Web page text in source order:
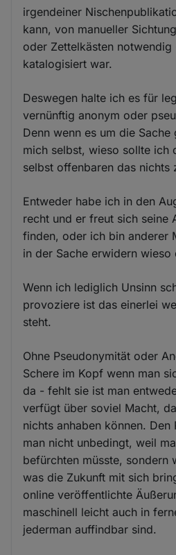
irgendeiner
kann, von manueller
oder Zettelkästen
katalogisiert war.
Deswegen halte ich es für
vernünftig anonym oder
Denn wenn es um die Sache
mich selbst, wieso sollte ich
selbst offenbaren das nichts
Entweder habe ich in den
recht und er freut sich seine
finden, oder ich bin anderer
in der Sache erwidern wieso
Wenn ich lediglich Unsinn
provoziere ist das einerlei
steht.
Ohne Pseudonymität oder
Schere im Kopf wenn man
da - fehlt sie ist man
verfügt über soviel Macht,
nichts anhaben können. Den
man nicht unbedingt, weil
befürchten müsste, sondern
was die Zukunft mit sich
online veröffentlichte
maschinell leicht auch in
jederman auffindbar sind.